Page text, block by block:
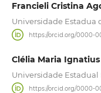
Francieli Cristina
Universidade Estadua
https://orcid.org/0000-
Clélia Maria
Universidade
https://orcid.org/0000-